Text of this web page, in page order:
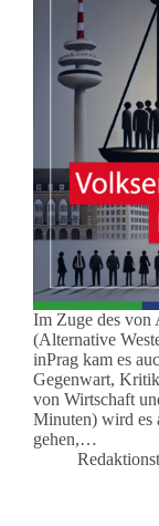
Im Zuge des
(Alternative
inPrag kam es
Gegenwart,
von Wirtschaft
Minuten) wird es
gehen,…